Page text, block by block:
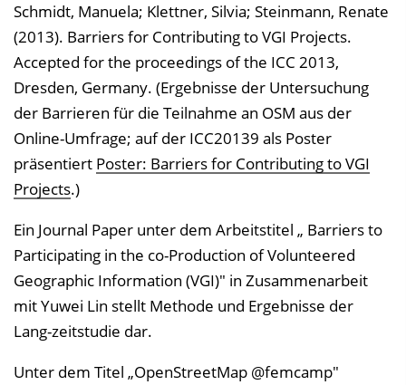
Schmidt, Manuela; Klettner, Silvia; Steinmann, Renate
(2013). Barriers for Contributing to VGI Projects.
Accepted for the proceedings of the ICC 2013,
Dresden, Germany. (Ergebnisse der Untersuchung
der Barrieren für die Teilnahme an OSM aus der
Online-Umfrage; auf der ICC20139 als Poster
präsentiert Poster: Barriers for Contributing to VGI
Projects.)
Ein Journal Paper unter dem Arbeitstitel „ Barriers to
Participating in the co-Production of Volunteered
Geographic Information (VGI)" in Zusammenarbeit
mit Yuwei Lin stellt Methode und Ergebnisse der
Lang-zeitstudie dar.
Unter dem Titel „OpenStreetMap @femcamp"